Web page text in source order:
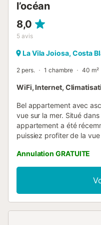
bâtiment, ce qui facilite
l’océan
8,0
5 avis
La Vila Joiosa, Costa
2 pers. 1 chambre 40 m²
WiFi, Internet,
Bel appartement avec
vue sur la mer. Situé
appartement a été
puissiez profiter de la
avec un balcon
Une chambre double et
inclus) dans la zone de
parking privé sous la
Annulation GRATUITE